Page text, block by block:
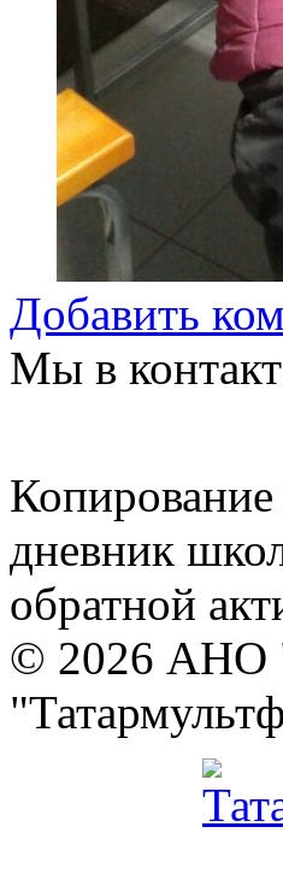
Добавить
Мы в
Копирование
дневник
обратной
© 2026